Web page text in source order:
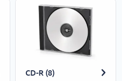
CD-R (8)